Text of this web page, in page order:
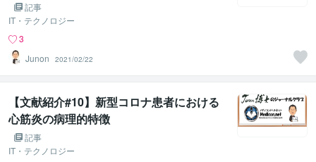
記事
IT・テクノロジー
3
Junon
2021/02/22
【文献紹介#10】新型コロナ患者における
心筋炎の病理的特徴
記事
IT・テクノロジー